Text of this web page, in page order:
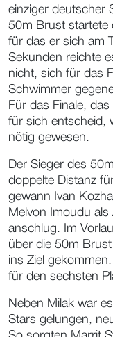
einziger deutscher
50m Brust startete
für das er sich am
Sekunden reichte
nicht, sich für das
Schwimmer
Für das Finale,
für sich entscheid,
nötig gewesen.
Der Sieger des
doppelte Distanz
gewann Ivan
Melvon Imoudu
anschlug. Im
über die 50m
ins Ziel
für den sechsten
Neben Milak war
Stars gelungen,